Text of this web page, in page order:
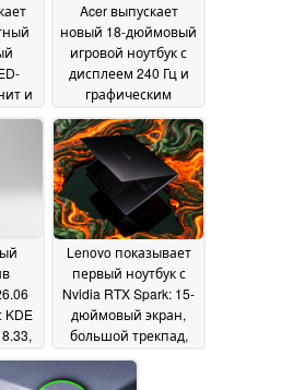
и
Acer выпускает
новый 18-дюймовый
игровой ноутбук с
дисплеем 240 Гц и
графическим
508004 June 2026
KDE
Lenovo показывает
первый ноутбук с
Nvidia RTX Spark: 15-
дюймовый экран,
большой трекпад,
03 June 2026